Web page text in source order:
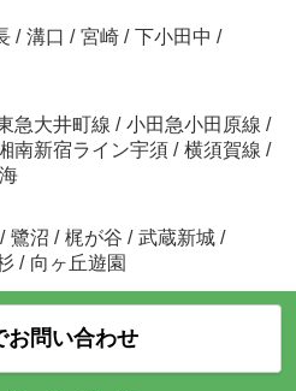
/ 溝口 / 宮崎 / 下小田中 /
急大井町線 / 小田急小田原線 /
南新宿ライン宇須 / 横須賀線 /
/ 鷺沼 / 梶が谷 / 武蔵新城 /
/ 向ヶ丘遊園
お問い合わせ